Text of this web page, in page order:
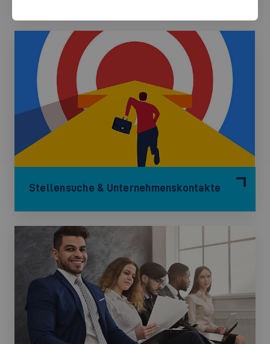
Stellensuche & Unternehmenskontakte